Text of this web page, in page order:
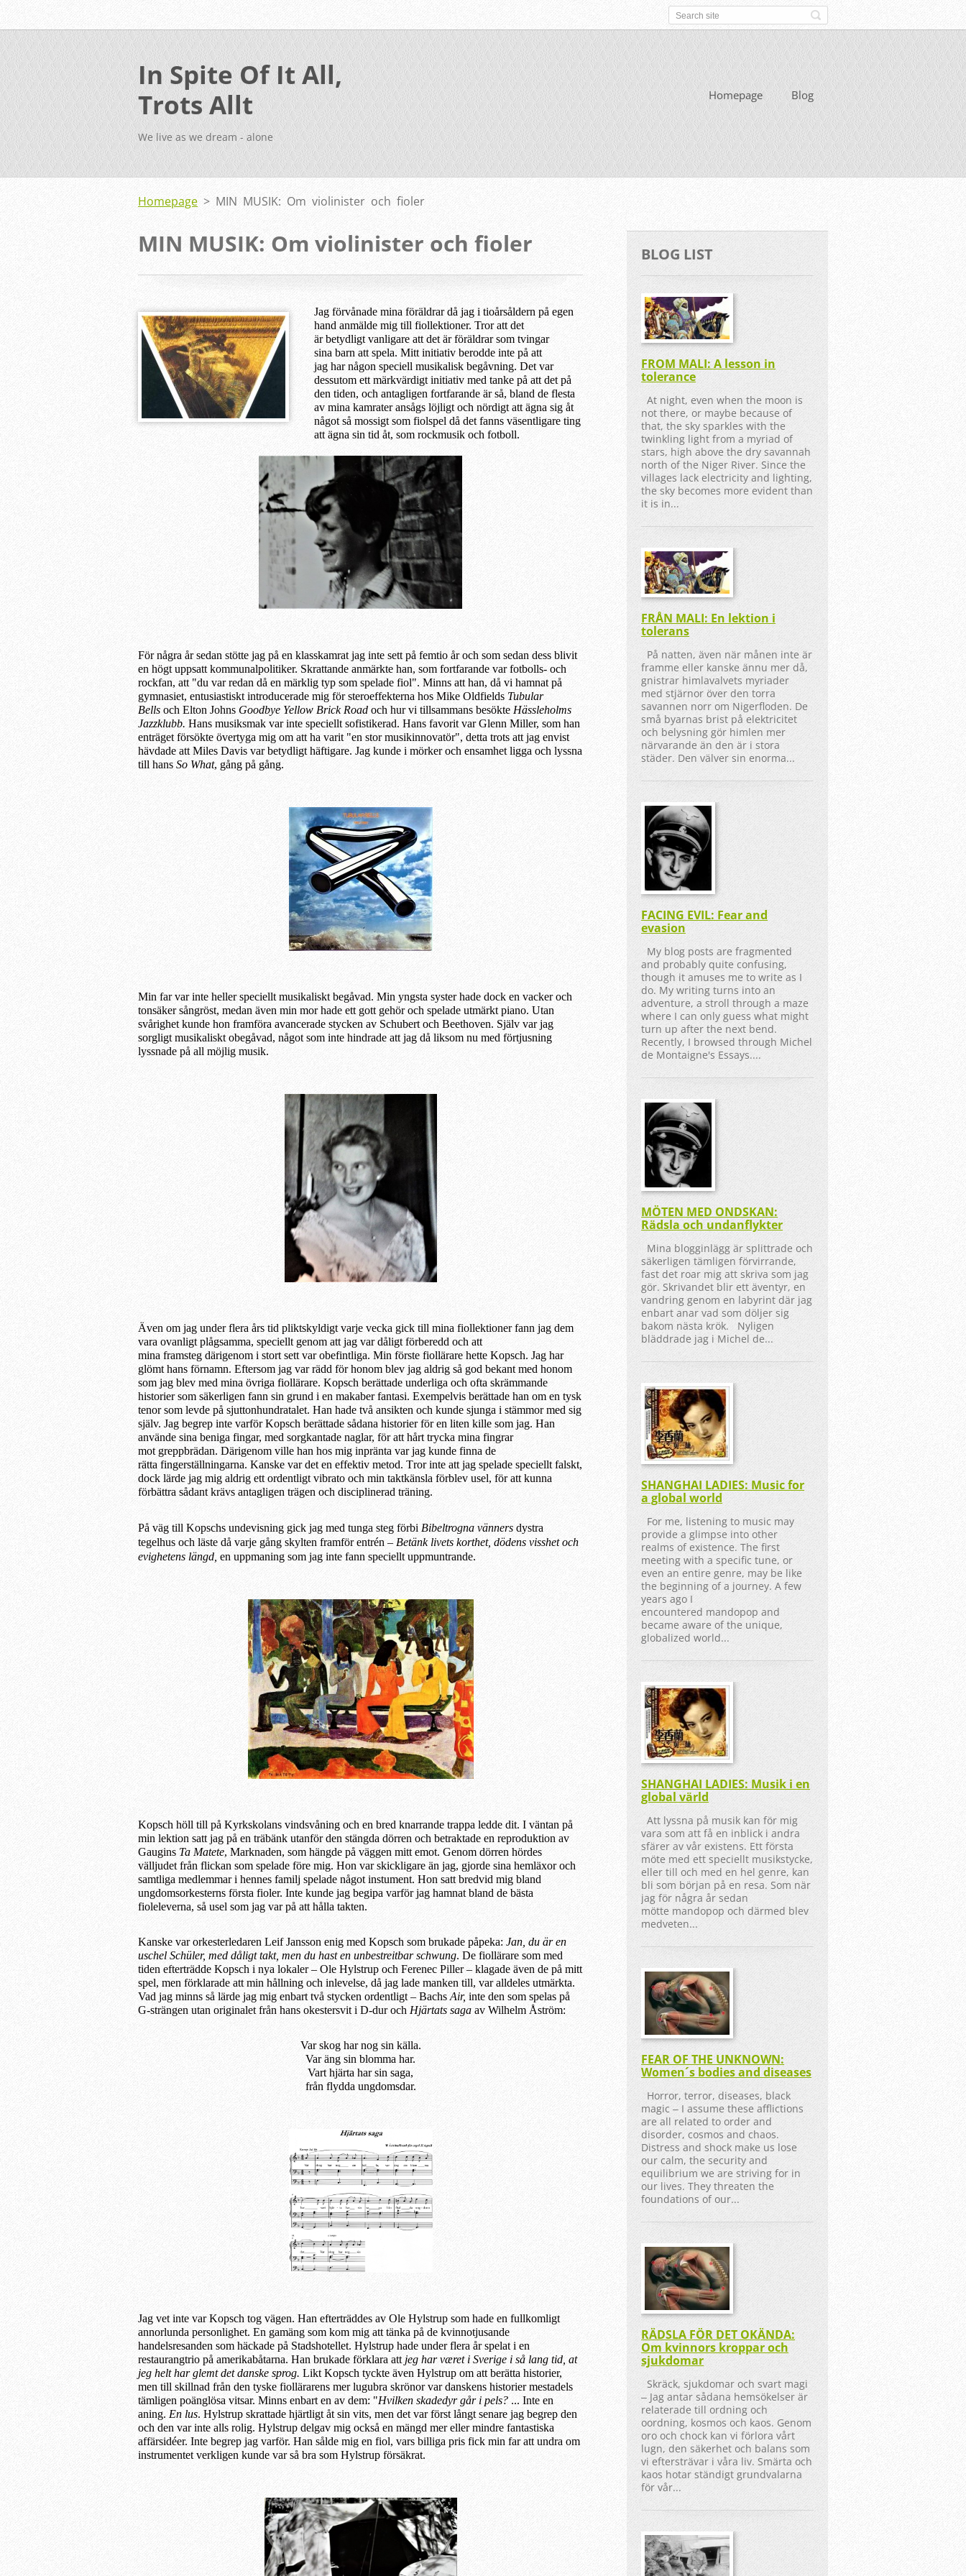
In Spite Of It All,
Trots Allt
We live as we dream - alone
Homepage Blog
Homepage > MIN MUSIK: Om violinister och fioler
MIN MUSIK: Om violinister och fioler
Jag förvånade mina föräldrar då jag i tioårsåldern på egen
hand anmälde mig till fiollektioner. Tror att det
är betydligt vanligare att det är föräldrar som tvingar
sina barn att spela. Mitt initiativ berodde inte på att
jag har någon speciell musikalisk begåvning. Det var
dessutom ett märkvärdigtinitiativ med tanke på att det på
den tiden, och antagligen fortfarande är så, bland de flesta
av mina kamrater ansågs löjligt och nördigt att ägna sig åt
något så mossigt som fiolspel då det fanns väsentligare ting
att ägna sin tid åt, som rockmusik och fotboll.
För några år sedan stötte jag på en klasskamrat jag inte sett på femtio år och som sedan dess blivit
en högt uppsatt kommunalpolitiker. Skrattande anmärkte han, som fortfarande var fotbolls- och
rockfan, att "du var redan då en märklig typ som spelade fiol". Minns att han, då vi hamnat på
gymnasiet, entusiastiskt introducerade mig för steroeffekterna hos Mike Oldfields Tubular
Bells och Elton Johns Goodbye Yellow Brick Road och hur vi tillsammans besökte Hässleholms
Jazzklubb. Hans musiksmak varinte speciellt sofistikerad. Hans favorit var Glenn Miller, som han
enträget försökte övertyga mig om att ha varit "en stor musikinnovatör", detta trots att jag envist
hävdade att Miles Davis var betydligt häftigare. Jag kunde i mörker och ensamhet ligga och lyssna
till hans So What, gång på gång.
Min far var inte heller speciellt musikaliskt begåvad. Min yngsta syster hade dock en vacker och
tonsäker sångröst, medan även min mor hade ett gott gehör och spelade utmärkt piano. Utan
svårighet kunde hon framföra avancerade stycken av Schubert och Beethoven. Själv var jag
sorgligt musikaliskt obegåvad, något som inte hindrade att jag då liksom nu med förtjusning
lyssnade på all möjlig musik.
Även om jag under flera års tid pliktskyldigt varje vecka gick till mina fiollektioner fann jag dem
vara ovanligt plågsamma, speciellt genom att jag var dåligt förberedd och att
mina framsteg därigenom i stort settvarobefintliga. Min förste fiollärare hette Kopsch. Jag har
glömt hans förnamn. Eftersom jag var rädd för honom blev jag aldrig så god bekant med honom
som jag blev med mina övriga fiollärare. Kopsch berättade underliga och ofta skrämmande
historier som säkerligen fann sin grund i en makaber fantasi. Exempelvis berättade han om en tysk
tenor som levde på sjuttonhundratalet. Han hade två ansikten och kunde sjunga i stämmor med sig
själv. Jag begrep inte varför Kopsch berättade sådana historier för en liten kille som jag. Han
använde sina beniga fingar, med sorgkantade naglar, för att hårt trycka mina fingrar
motgreppbrädan. Därigenom ville han hos mig inpränta varjag kunde finna de
rätta fingerställningarna. Kanske var det en effektiv metod. Tror inte att jag spelade speciellt falskt,
dock lärde jag mig aldrig ett ordentligt vibrato och min taktkänsla förblev usel, för att kunna
förbättra sådant krävs antagligen trägen och disciplinerad träning.
På väg till Kopschs undevisning gick jag med tunga steg förbi Bibeltrogna vänners dystra
tegelhus och läste då varje gång skylten framför entrén – Betänk livets korthet, dödens visshetoch
evighetens längd, en uppmaning som jag inte fann speciellt uppmuntrande.
Kopsch höll till på Kyrkskolans vindsvåning och en bred knarrande trappa ledde dit. I väntan på
min lektion satt jag på en träbänk utanför den stängda dörren och betraktade en reproduktion av
Gaugins Ta Matete, Marknaden, som hängde på väggen mitt emot. Genom dörren hördes
välljudet från flickan som spelade före mig. Hon var skickligare än jag, gjorde sina hemläxor och
samtliga medlemmar i hennes familj spelade något instument. Hon satt bredvid mig bland
ungdomsorkesterns första fioler. Inte kunde jag begipa varför jag hamnat bland de bästa
fioleleverna, så usel som jag var på att hålla takten.
Kanske var orkesterledaren Leif Jansson enig med Kopsch som brukade påpeka: Jan, du är en
uschel Schüler, med dåligt takt, men du hast en unbestreitbar schwung. De fiollärare som med
tiden efterträdde Kopsch i nya lokaler – Ole Hylstrup och Ferenec Piller – klagade även de på mitt
spel, men förklarade att min hållning och inlevelse, då jag lade manken till, var alldeles utmärkta.
Vad jag minns så lärde jag mig enbart två stycken ordentligt – Bachs Air, inte den som spelas på
G-strängen utan originalet från hans okestersvit i D-dur och Hjärtats saga av Wilhelm Åström:
Var skog har nog sin källa.
Var äng sin blomma har.
Vart hjärta har sin saga,
från flydda ungdomsdar.
Jag vet inte var Kopsch tog vägen. Han efterträddes av Ole Hylstrup som hade en fullkomligt
annorlunda personlighet. En gamäng som kom mig att tänka på de kvinnotjusande
handelsresanden som häckade på Stadshotellet. Hylstrup hade under flera år spelat i en
restaurangtrio på amerikabåtarna. Han brukade förklara att jeg har været i Sverige i så lang tid, at
jeg helt har glemt det danske sprog. Likt Kopsch tyckte även Hylstrup om att berätta historier,
men till skillnad från den tyske fiollärarens mer lugubra skrönor var danskens historier mestadels
tämligen poänglösa vitsar. Minns enbart en av dem: "Hvilken skadedyr går i pels? ... Inte en
aning. En lus. Hylstrup skrattade hjärtligt åt sin vits, men det var först långt senare jag begrep den
och den var inte alls rolig. Hylstrup delgav mig också en mängd mer eller mindre fantastiska
affärsidéer. Inte begrep jag varför. Han sålde mig en fiol, vars billiga pris fick min far att undra om
instrumentet verkligen kunde var så bra som Hylstrup försäkrat.
BLOG LIST
FROM MALI: A lesson in
tolerance
At night, even when the moon is
not there, or maybe because of
that, the sky sparkles with the
twinkling light from a myriad of
stars, high above the dry savannah
north of the Niger River. Since the
villages lack electricity and lighting,
the sky becomes more evident than
it is in...
FRÅN MALI: En lektion i
tolerans
På natten, även när månen inte är
framme eller kanske ännu mer då,
gnistrar himlavalvets myriader
med stjärnor över den torra
savannen norr om Nigerfloden. De
små byarnas brist på elektricitet
och belysning gör himlen mer
närvarande än den är i stora
städer. Den välver sin enorma...
FACING EVIL: Fear and
evasion
My blog posts are fragmented
and probably quite confusing,
though it amuses me to write as I
do. My writing turns into an
adventure, a stroll through a maze
where I can only guess what might
turn up after the next bend.
Recently, I browsed through Michel
de Montaigne's Essays....
MÖTEN MED ONDSKAN:
Rädsla och undanflykter
Mina blogginlägg är splittrade och
säkerligen tämligen förvirrande,
fast det roar mig att skriva som jag
gör. Skrivandet blir ett äventyr, en
vandring genom en labyrint där jag
enbart anar vad som döljer sig
bakom nästa krök. Nyligen
bläddrade jag i Michel de...
SHANGHAI LADIES: Music for
a global world
For me, listening to music may
provide a glimpse into other
realms of existence. The first
meeting with a specific tune, or
even an entire genre, may be like
the beginning of a journey. A few
years ago I
encountered mandopop and
became aware of the unique,
globalized world...
SHANGHAI LADIES: Musik i en
global värld
Att lyssna på musik kan för mig
vara som att få en inblick i andra
sfärer av vår existens. Ett första
möte med ett speciellt musikstycke,
eller till och med en hel genre, kan
bli som början på en resa. Som när
jag för några år sedan
mötte mandopop och därmed blev
medveten...
FEAR OF THE UNKNOWN:
Women´s bodies and diseases
Horror, terror, diseases, black
magic ‒ I assume these afflictions
are all related to order and
disorder, cosmos and chaos.
Distress and shock make us lose
our calm, the security and
equilibrium we are striving for in
our lives. They threaten the
foundations of our...
RÄDSLA FÖR DET OKÄNDA:
Om kvinnors kroppar och
sjukdomar
Skräck, sjukdomar och svart magi
‒ Jag antar sådana hemsökelser är
relaterade till ordning och
oordning, kosmos och kaos. Genom
oro och chock kan vi förlora vårt
lugn, den säkerhet och balans som
vi eftersträvar i våra liv. Smärta och
kaos hotar ständigt grundvalarna
för vår...